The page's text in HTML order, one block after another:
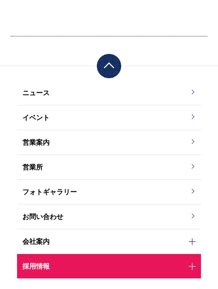
ニュース
イベント
営業案内
営業所
フォトギャラリー
お問い合わせ
会社案内
採用情報